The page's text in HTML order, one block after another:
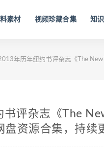
素材 视频珍藏合集 知
年历年纽约书评杂志《The
评杂志《The
盘资源合集，持续